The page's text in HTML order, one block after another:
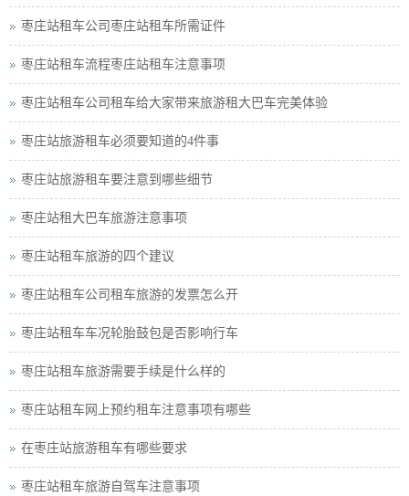
枣庄站租车公司枣庄站租车所需证件
枣庄站租车流程枣庄站租车注意事项
枣庄站租车公司租车给大家带来旅游租大巴车完美体验
枣庄站旅游租车必须要知道的4件事
枣庄站旅游租车要注意到哪些细节
枣庄站租大巴车旅游注意事项
枣庄站租车旅游的四个建议
枣庄站租车公司租车旅游的发票怎么开
枣庄站租车车况轮胎鼓包是否影响行车
枣庄站租车旅游需要手续是什么样的
枣庄站租车网上预约租车注意事项有哪些
在枣庄站旅游租车有哪些要求
枣庄站租车旅游自驾车注意事项